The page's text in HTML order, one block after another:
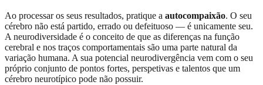
Ao processar os seus resultados, pratique a autocompaixão. O seu
cérebro não está partido, errado ou defeituoso — é unicamente seu.
A neurodiversidade é o conceito de que as diferenças na função
cerebral e nos traços comportamentais são uma parte natural da
variação humana. A sua potencial neurodivergência vem com o seu
próprio conjunto de pontos fortes, perspetivas e talentos que um
cérebro neurotípico pode não possuir.